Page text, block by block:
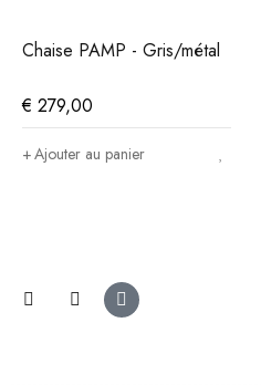
Chaise PAMP - Gris/métal
€ 279,00
Ajouter au panier